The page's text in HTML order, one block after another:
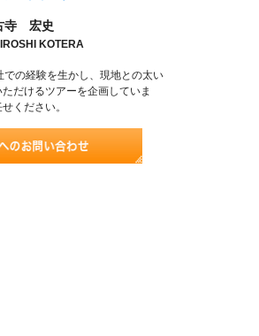
寺 宏史
KOTERA
の経験を生かし、現地との太い
だけるツアーを企画していま
ください。